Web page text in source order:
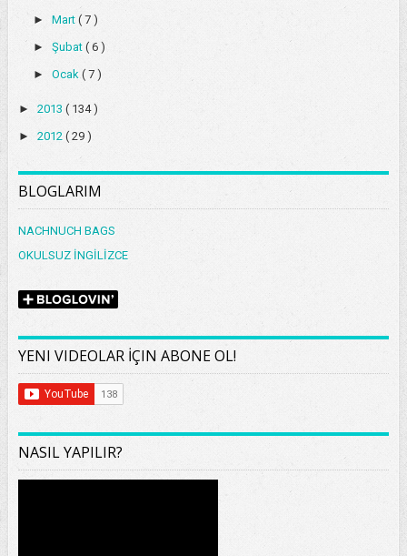
► Mart ( 7 )
► Şubat ( 6 )
► Ocak ( 7 )
► 2013 ( 134 )
► 2012 ( 29 )
BLOGLARIM
NACHNUCH BAGS
OKULSUZ İNGİLİZCE
YENI VIDEOLAR İÇIN ABONE OL!
NASIL YAPILIR?